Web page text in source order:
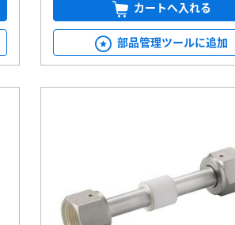
カートへ入れる
部品管理ツールに追加